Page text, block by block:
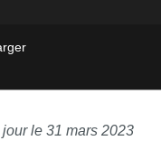
le 31 mars 2023